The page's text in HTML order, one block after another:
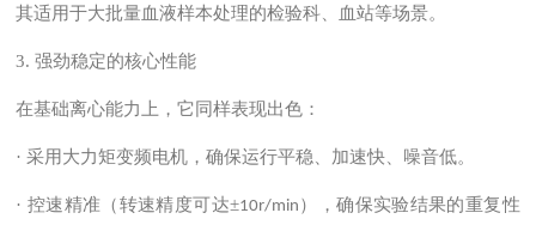
其适用于大批量血液样本处理的检验科、血站等场景。
3.强劲稳定的核心性能
在基础离心能力上，它同样表现出色：
· 采用大力矩变频电机，确保运行平稳、加速快、噪音低。
· 控速精准（转速精度可达±10r/min ），确保实验结果的重复性